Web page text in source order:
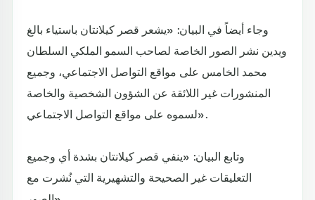
وجاء أيضاً في البيان: «يشعر قصر كيلانتان باستياء بالغ
ويدين نشر الصور الخاصة لصاحب السمو الملكي السلطان
محمد الخامس على مواقع التواصل الاجتماعي، وجميع
المنشورات غير اللائقة عن الشؤون الشخصية والخاصة
لسموه على مواقع التواصل الاجتماعي».
وتابع البيان: «ينفي قصر كيلانتان بشدة أي وجميع
التعليقات غير الصحيحة والتشهيرية التي نُشرت مع